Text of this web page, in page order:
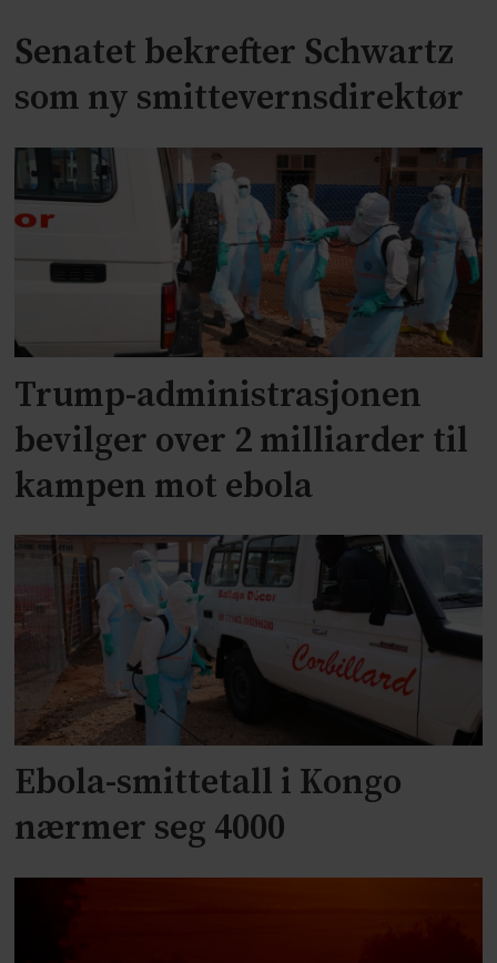
Senatet bekrefter Schwartz
som ny smittevernsdirektør
Trump-administrasjonen
bevilger over 2 milliarder til
kampen mot ebola
Ebola-smittetall i Kongo
nærmer seg 4000